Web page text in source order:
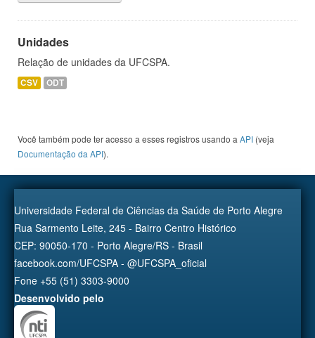
Unidades
Relação de unidades da UFCSPA.
CSV ODT
Você também pode ter acesso a esses registros usando a API (veja
Documentação da API).
Universidade Federal de Ciências da Saúde de Porto Alegre
Rua Sarmento Leite, 245 - Bairro Centro Histórico
CEP: 90050-170 - Porto Alegre/RS - Brasil
facebook.com/UFCSPA - @UFCSPA_oficial
Fone +55 (51) 3303-9000
Desenvolvido pelo